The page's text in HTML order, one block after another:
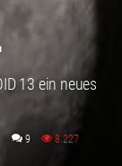
13 ein neues
9 8.227